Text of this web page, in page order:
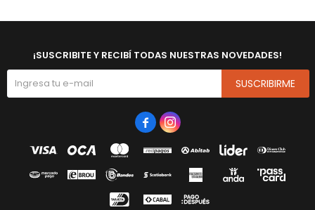
¡SUSCRIBITE Y RECIBÍ TODAS NUESTRAS NOVEDADES!
SUSCRIBIRME
 